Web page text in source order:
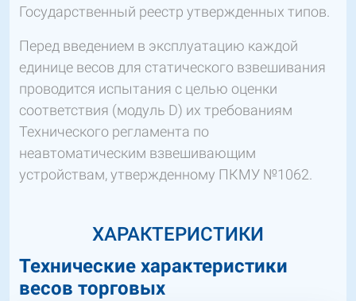
Государственный реестр утвержденных типов.
Перед введением в эксплуатацию каждой
единице весов для статического взвешивания
проводится испытания с целью оценки
соответствия (модуль D) их требованиям
Технического регламента по
неавтоматическим взвешивающим
устройствам, утвержденному ПКМУ №1062.
ХАРАКТЕРИСТИКИ
Технические характеристики
весов торговых